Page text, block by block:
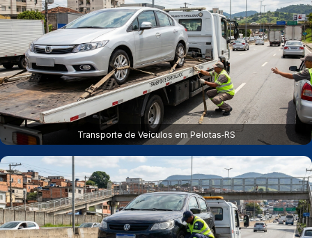
Transporte de Veículos em Pelotas‑RS